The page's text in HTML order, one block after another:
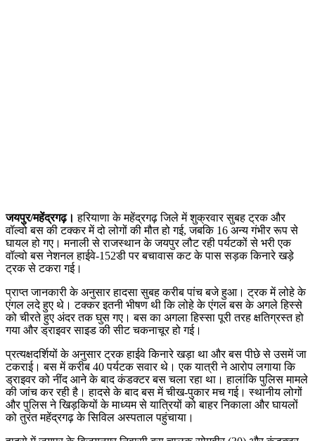
जयपुर/महेंद्रगढ़। हरियाणा के महेंद्रगढ़ जिले में शुक्रवार सुबह ट्रक और
वॉल्वो बस की टक्कर में दो लोगों की मौत हो गई, जबकि 16 अन्य गंभीर रूप से
घायल हो गए। मनाली से राजस्थान के जयपुर लौट रही पर्यटकों से भरी एक
वॉल्वो बस नेशनल हाईवे-152डी पर बचावास कट के पास सड़क किनारे खड़े
ट्रक से टकरा गई।
प्राप्त जानकारी के अनुसार हादसा सुबह करीब पांच बजे हुआ। ट्रक में लोहे के
एंगल लदे हुए थे। टक्कर इतनी भीषण थी कि लोहे के एंगल बस के अगले हिस्से
को चीरते हुए अंदर तक घुस गए। बस का अगला हिस्सा पूरी तरह क्षतिग्रस्त हो
गया और ड्राइवर साइड की सीट चकनाचूर हो गई।
प्रत्यक्षदर्शियों के अनुसार ट्रक हाईवे किनारे खड़ा था और बस पीछे से उसमें जा
टकराई। बस में करीब 40 पर्यटक सवार थे। एक यात्री ने आरोप लगाया कि
ड्राइवर को नींद आने के बाद कंडक्टर बस चला रहा था। हालांकि पुलिस मामले
की जांच कर रही है। हादसे के बाद बस में चीख-पुकार मच गई। स्थानीय लोगों
और पुलिस ने खिड़कियों के माध्यम से यात्रियों को बाहर निकाला और घायलों
को तुरंत महेंद्रगढ़ के सिविल अस्पताल पहुंचाया।